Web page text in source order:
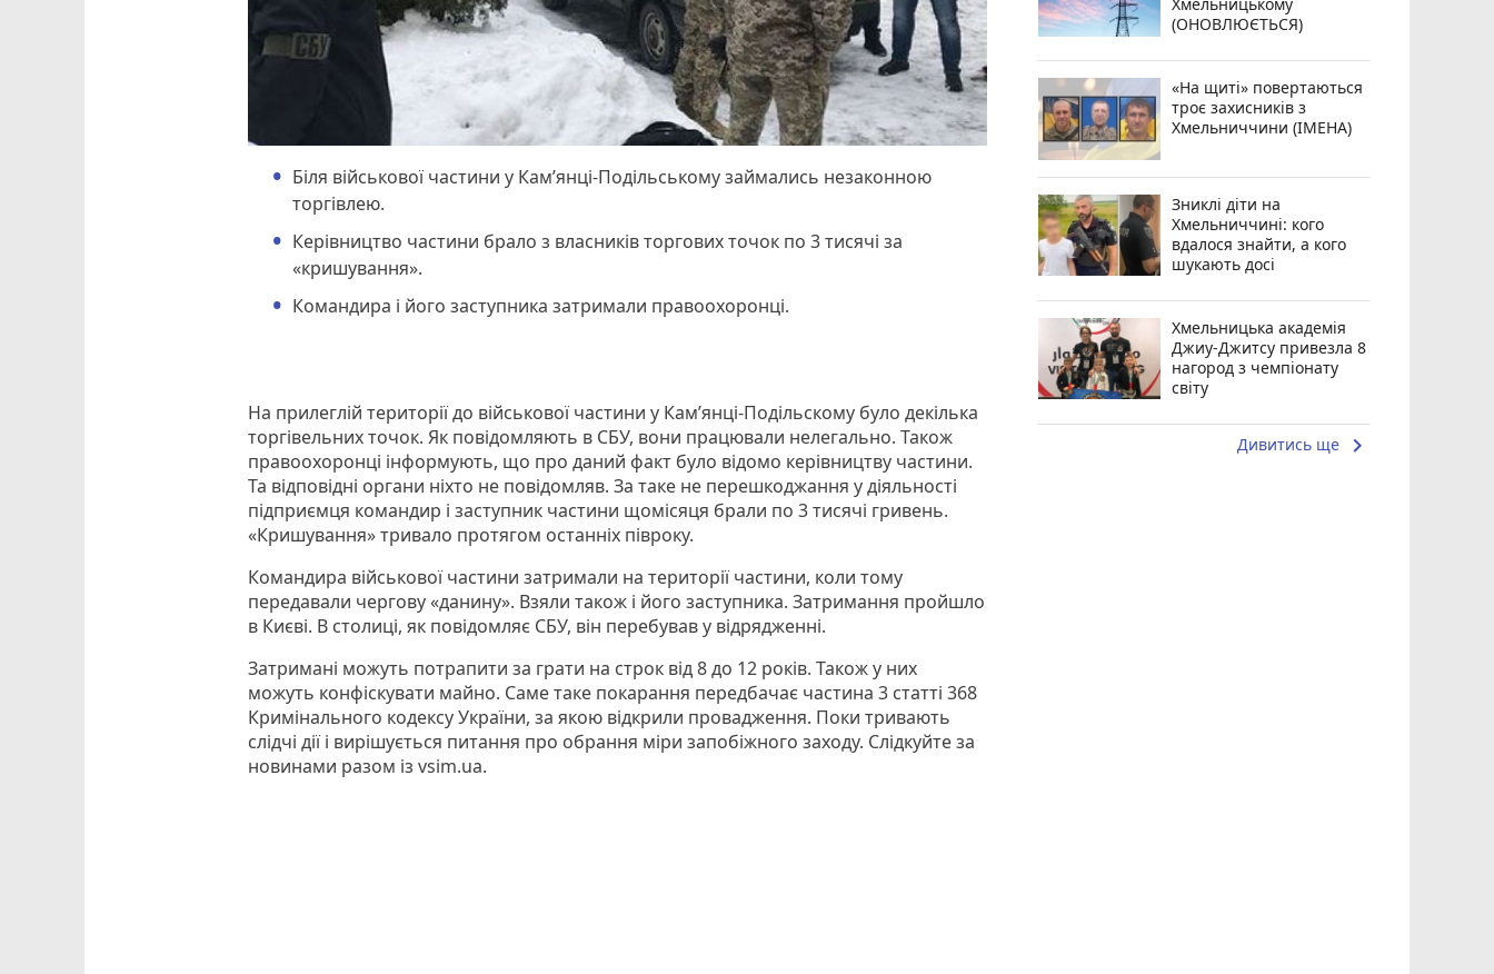
Біля військової частини у Кам’янці-Подільському займались незаконною
торгівлею.
Керівництво частини брало з власників торгових точок по 3 тисячі за
«кришування».
Командира і його заступника затримали правоохоронці.
На прилеглій території до військової частини у Кам’янці-Подільскому було декілька
торгівельних точок. Як повідомляють в СБУ, вони працювали нелегально. Також
правоохоронці інформують, що про даний факт було відомо керівництву частини.
Та відповідні органи ніхто не повідомляв. За таке не перешкоджання у діяльності
підприємця командир і заступник частини щомісяця брали по 3 тисячі гривень.
«Кришування» тривало протягом останніх півроку.
Командира військової частини затримали на території частини, коли тому
передавали чергову «данину». Взяли також і його заступника. Затримання пройшло
в Києві. В столиці, як повідомляє СБУ, він перебував у відрядженні.
Затримані можуть потрапити за грати на строк від 8 до 12 років. Також у них
можуть конфіскувати майно. Саме таке покарання передбачає частина 3 статті 368
Кримінального кодексу України, за якою відкрили провадження. Поки тривають
слідчі дії і вирішується питання про обрання міри запобіжного заходу. Слідкуйте за
новинами разом із vsim.ua.
(ОНОВЛЮЄТЬСЯ)
«На щиті» повертаються
троє захисників з
Хмельниччини (ІМЕНА)
Зниклі діти на
Хмельниччині: кого
вдалося знайти, а кого
шукають досі
Хмельницька академія
Джиу-Джитсу привезла 8
нагород з чемпіонату
світу
Дивитись ще keyboard_arrow_right